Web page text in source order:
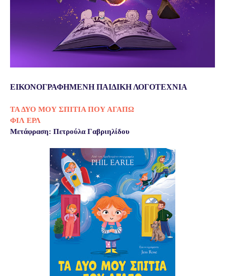
ΕΙΚΟΝΟΓΡΑΦΗΜΕΝΗ ΠΑΙΔΙΚΗ ΛΟΓΟΤΕΧΝΙΑ
ΤΑ ΔΥΟ ΜΟΥ ΣΠΙΤΙΑ ΠΟΥ ΑΓΑΠΩ
ΦΙΛ ΕΡΛ
Μετάφραση: Πετρούλα Γαβριηλίδου